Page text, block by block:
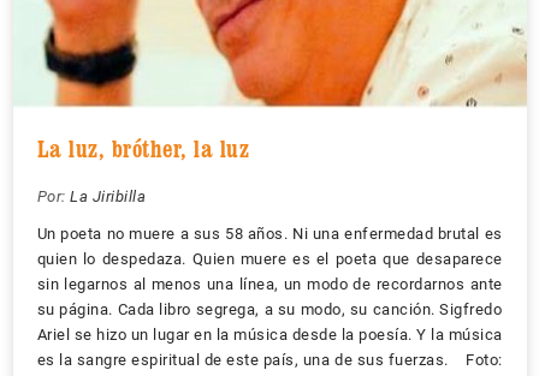
La luz, bróther, la luz
Por: La Jiribilla
Un poeta no muere a sus 58 años. Ni una enfermedad brutal es
quien lo despedaza. Quien muere es el poeta que desaparece
sin legarnos al menos una línea, un modo de recordarnos ante
su página. Cada libro segrega, a su modo, su canción. Sigfredo
Ariel se hizo un lugar en la música desde la poesía. Y la música
es la sangre espiritual de este país, una de sus fuerzas. Foto: